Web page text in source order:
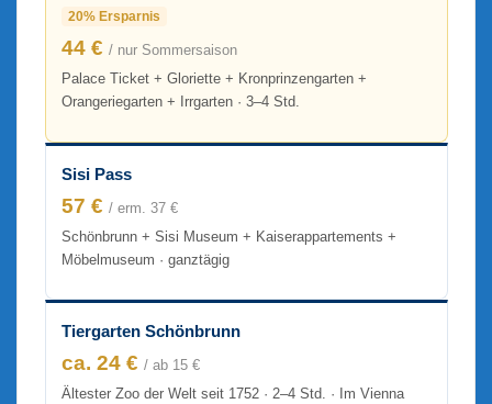
20% Ersparnis
44 € / nur Sommersaison
Palace Ticket + Gloriette + Kronprinzengarten +
Orangeriegarten + Irrgarten · 3–4 Std.
Sisi Pass
57 € / erm. 37 €
Schönbrunn + Sisi Museum + Kaiserappartements +
Möbelmuseum · ganztägig
Tiergarten Schönbrunn
ca. 24 € / ab 15 €
Ältester Zoo der Welt seit 1752 · 2–4 Std. · Im Vienna